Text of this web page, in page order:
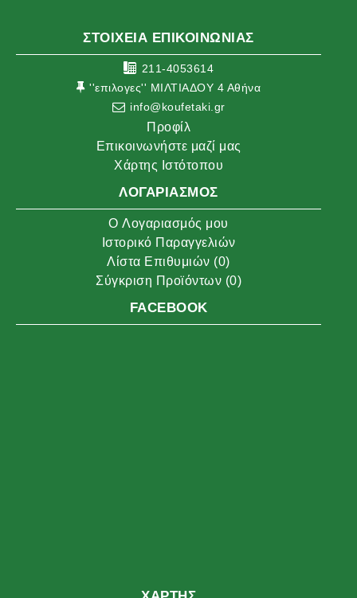
ΣΤΟΙΧΕΙΑ ΕΠΙΚΟΙΝΩΝΙΑΣ
211-4053614
''επιλογες'' ΜΙΛΤΙΑΔΟΥ 4 Αθήνα
info@koufetaki.gr
Προφίλ
Επικοινωνήστε μαζί μας
Χάρτης Ιστότοπου
ΛΟΓΑΡΙΑΣΜΌΣ
O Λογαριασμός μου
Ιστορικό Παραγγελιών
Λίστα Επιθυμιών (0)
Σύγκριση Προϊόντων (0)
FACEBOOK